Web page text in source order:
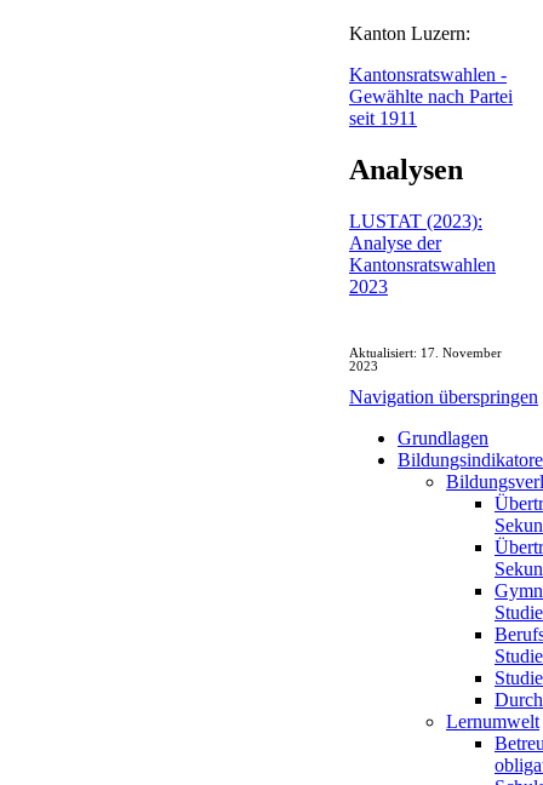
Kanton Luzern:
Kantonsratswahlen -
Gewählte nach Partei
seit 1911
Analysen
LUSTAT (2023):
Analyse der
Kantonsratswahlen
2023
Aktualisiert: 17. November
2023
Navigation überspringen
Grundlagen
Lernumwelt